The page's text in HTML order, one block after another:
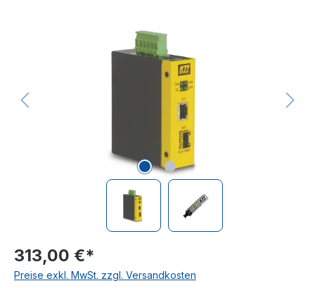
313,00 €*
Preise exkl. MwSt. zzgl. Versandkosten